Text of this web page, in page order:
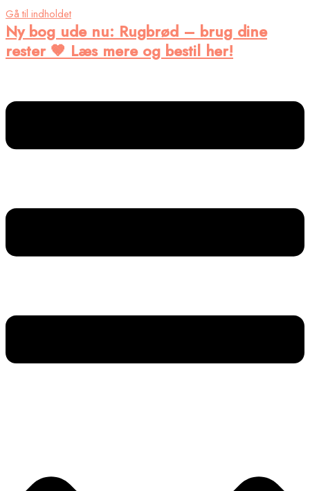
Gå til indholdet
Ny bog ude nu: Rugbrød – brug dine
rester 🤎 Læs mere og bestil her!